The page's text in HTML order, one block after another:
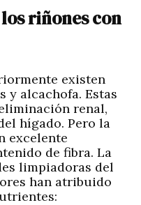
riñones con
existen
y alcachofa. Estas
renal,
hígado. Pero la
excelente
de fibra. La
limpiadoras del
han atribuido